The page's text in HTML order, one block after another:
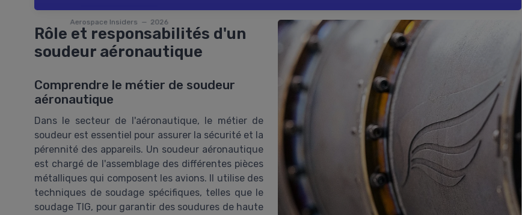
Aerospace Insiders — 2026
Rôle et responsabilités d'un
soudeur aéronautique
Comprendre le métier de soudeur
aéronautique
Dans le secteur de l'aéronautique, le métier de
soudeur est essentiel pour assurer la sécurité et la
pérennité des appareils. Un soudeur aéronautique
est chargé de l'assemblage des différentes pièces
métalliques qui composent les avions. Il utilise des
techniques de soudage spécifiques, telles que le
soudage TIG, pour garantir des soudures de haute